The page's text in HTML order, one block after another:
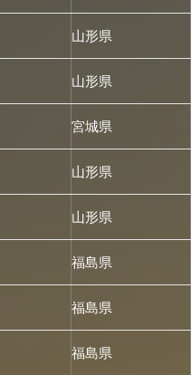
山形県
山形県
宮城県
山形県
山形県
福島県
福島県
福島県